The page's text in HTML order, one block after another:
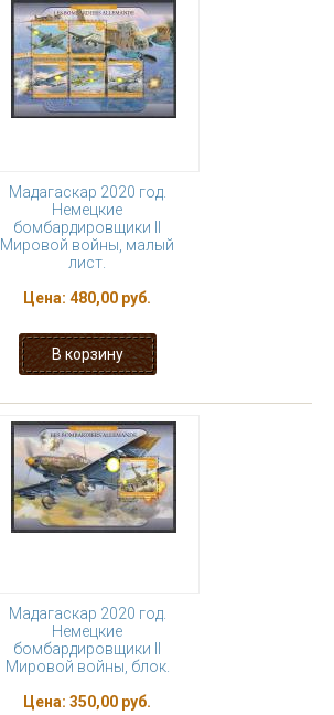
Мадагаскар 2020 год.
Немецкие
бомбардировщики II
Мировой войны, малый
лист.
Цена: 480,00 руб.
Мадагаскар 2020 год.
Немецкие
бомбардировщики II
Мировой войны, блок.
Цена: 350,00 руб.